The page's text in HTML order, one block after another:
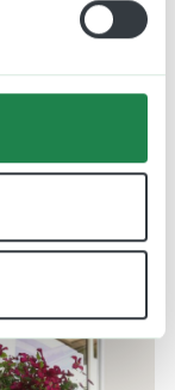
Crystal Led
kr